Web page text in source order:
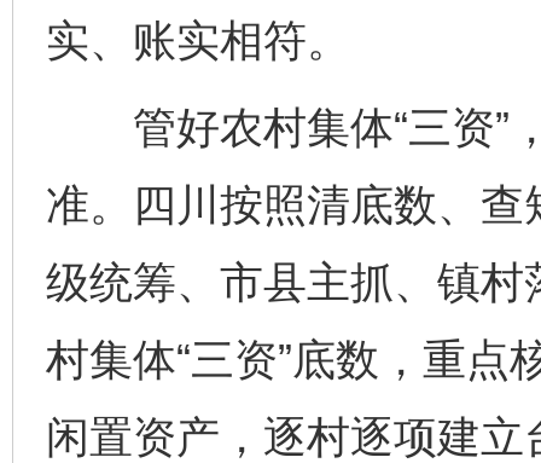
实、账实相符。
管好农村集体“三资”
准。四川按照清底数、查
级统筹、市县主抓、镇村
村集体“三资”底数，重点
闲置资产，逐村逐项建